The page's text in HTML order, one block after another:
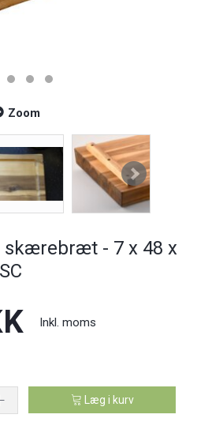
Zoom
skærebræt - 7 x 48 x
Inkl. moms
Læg i kurv